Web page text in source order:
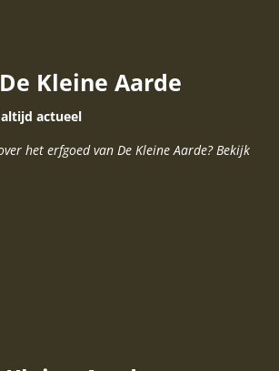
Kleine Aarde
actueel
het erfgoed van De Kleine Aarde? Bekijk